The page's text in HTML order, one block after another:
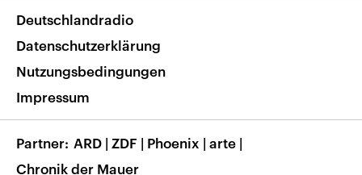
Nachrichten App
Frequenzen
Veranstaltungen
Musikliste
RSS
Barrierefreiheit
Deutschlandradio
Datenschutzerklärung
Nutzungsbedingungen
Impressum
Partner ARD | ZDF | Phoenix | arte |
Chronik der Mauer